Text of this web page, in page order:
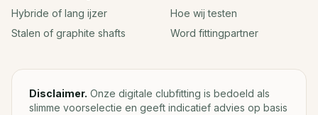
Hybride of lang ijzer
Stalen of graphite shafts
Hoe wij testen
Word fittingpartner
Disclaimer. Onze digitale clubfitting is bedoeld als
slimme voorselectie en geeft indicatief advies op basis